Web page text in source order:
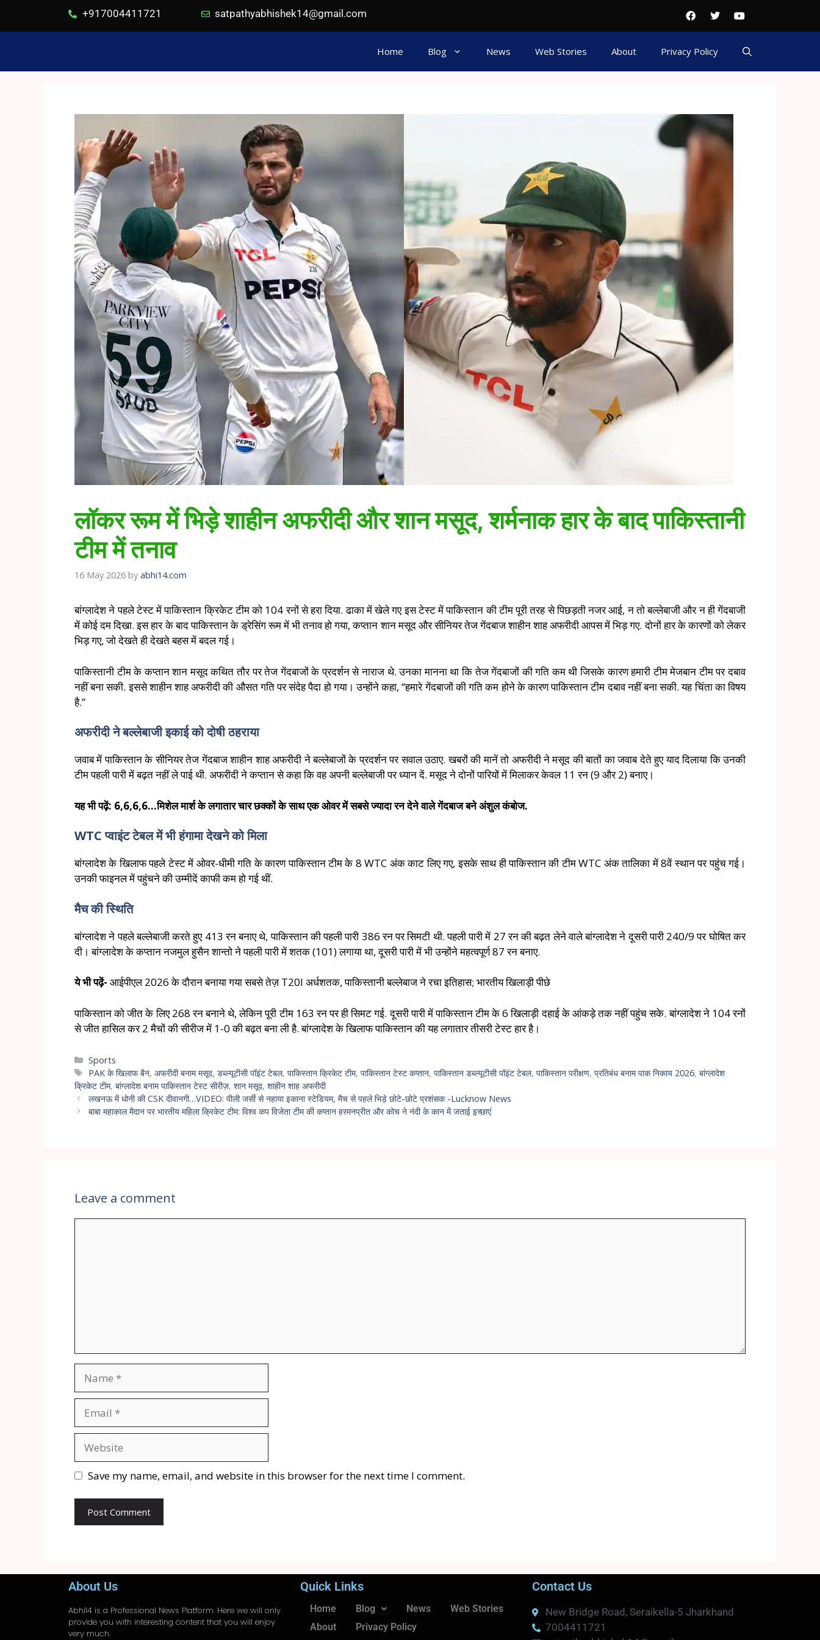
+917004411721 satpathyabhishek14@gmail.com
Home Blog News Web Stories About Privacy Policy
लॉकर रूम में भिड़े शाहीन अफरीदी और शान मसूद, शर्मनाक हार के बाद पाकिस्तानी
टीम में तनाव
16 May 2026 by abhi14.com
बांग्लादेश ने पहले टेस्ट में पाकिस्तान क्रिकेट टीम को 104 रनों से हरा दिया. ढाका में खेले गए इस टेस्ट में पाकिस्तान की टीम पूरी तरह से पिछड़ती नजर आई, न तो बल्लेबाजी और न ही गेंदबाजी
में कोई दम दिखा. इस हार के बाद पाकिस्तान के ड्रेसिंग रूम में भी तनाव हो गया, कप्तान शान मसूद और सीनियर तेज गेंदबाज शाहीन शाह अफरीदी आपस में भिड़ गए. दोनों हार के कारणों को लेकर
भिड़ गए, जो देखते ही देखते बहस में बदल गई।
पाकिस्तानी टीम के कप्तान शान मसूद कथित तौर पर तेज गेंदबाजों के प्रदर्शन से नाराज थे. उनका मानना ​​था कि तेज गेंदबाजों की गति कम थी जिसके कारण हमारी टीम मेजबान टीम पर दबाव
नहीं बना सकी. इससे शाहीन शाह अफरीदी की औसत गति पर संदेह पैदा हो गया। उन्होंने कहा, “हमारे गेंदबाजों की गति कम होने के कारण पाकिस्तान टीम दबाव नहीं बना सकी. यह चिंता का विषय
है.”
अफरीदी ने बल्लेबाजी इकाई को दोषी ठहराया
जवाब में पाकिस्तान के सीनियर तेज गेंदबाज शाहीन शाह अफरीदी ने बल्लेबाजों के प्रदर्शन पर सवाल उठाए. खबरों की मानें तो अफरीदी ने मसूद की बातों का जवाब देते हुए याद दिलाया कि उनकी
टीम पहली पारी में बढ़त नहीं ले पाई थी. अफरीदी ने कप्तान से कहा कि वह अपनी बल्लेबाजी पर ध्यान दें. मसूद ने दोनों पारियों में मिलाकर केवल 11 रन (9 और 2) बनाए।
यह भी पढ़ें: 6,6,6,6…मिशेल मार्श के लगातार चार छक्कों के साथ एक ओवर में सबसे ज्यादा रन देने वाले गेंदबाज बने अंशुल कंबोज.
WTC प्वाइंट टेबल में भी हंगामा देखने को मिला
बांग्लादेश के खिलाफ पहले टेस्ट में ओवर-धीमी गति के कारण पाकिस्तान टीम के 8 WTC अंक काट लिए गए, इसके साथ ही पाकिस्तान की टीम WTC अंक तालिका में 8वें स्थान पर पहुंच गई।
उनकी फाइनल में पहुंचने की उम्मीदें काफी कम हो गई थीं.
मैच की स्थिति
बांग्लादेश ने पहले बल्लेबाजी करते हुए 413 रन बनाए थे, पाकिस्तान की पहली पारी 386 रन पर सिमटी थी. पहली पारी में 27 रन की बढ़त लेने वाले बांग्लादेश ने दूसरी पारी 240/9 पर घोषित कर
दी। बांग्लादेश के कप्तान नजमुल हुसैन शान्तो ने पहली पारी में शतक (101) लगाया था, दूसरी पारी में भी उन्होंने महत्वपूर्ण 87 रन बनाए.
ये भी पढ़ें- आईपीएल 2026 के दौरान बनाया गया सबसे तेज़ T20I अर्धशतक, पाकिस्तानी बल्लेबाज ने रचा इतिहास; भारतीय खिलाड़ी पीछे
पाकिस्तान को जीत के लिए 268 रन बनाने थे, लेकिन पूरी टीम 163 रन पर ही सिमट गई. दूसरी पारी में पाकिस्तान टीम के 6 खिलाड़ी दहाई के आंकड़े तक नहीं पहुंच सके. बांग्लादेश ने 104 रनों
से जीत हासिल कर 2 मैचों की सीरीज में 1-0 की बढ़त बना ली है. बांग्लादेश के खिलाफ पाकिस्तान की यह लगातार तीसरी टेस्ट हार है।
Sports
PAK के खिलाफ बैन,अफरीदी बनाम मसूद,डब्ल्यूटीसी पॉइंट टेबल,पाकिस्तान क्रिकेट टीम,पाकिस्तान टेस्ट कप्तान,पाकिस्तान डब्ल्यूटीसी पॉइंट टेबल,पाकिस्तान परीक्षण,प्रतिबंध बनाम पाक निकाय 2026,बांग्लादेश
क्रिकेट टीम, बांग्लादेश बनाम पाकिस्तान टेस्ट सीरीज़, शान मसूद, शाहीन शाह अफरीदी
लखनऊ में धोनी की CSK दीवानगी…VIDEO: पीली जर्सी से नहाया इकाना स्टेडियम, मैच से पहले भिड़े छोटे-छोटे प्रशंसक -Lucknow News
बाबा महाकाल मैदान पर भारतीय महिला क्रिकेट टीम: विश्व कप विजेता टीम की कप्तान हरमनप्रीत और कोच ने नंदी के कान में जताई इच्छाएं
Leave a comment
Save my name, email, and website in this browser for the next time I comment.
About Us
Abhi14 is a Professional News Platform. Here we will only
provide you with interesting content that you will enjoy
very much.
Quick Links
Home Blog News
Web Stories
About
Privacy Policy
Contact Us
New Bridge Road, Seraikella-5 Jharkhand
7004411721